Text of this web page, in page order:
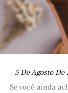
5 De Agosto De
Se você ainda